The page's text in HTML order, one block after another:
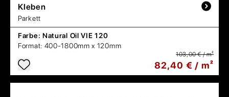
Kleben
Parkett
Farbe: Natural Oil VIE 120
Format: 400-1800mm x 120mm
103,00 € / m²
82,40 € / m²